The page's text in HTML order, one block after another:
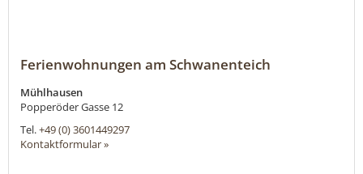
Ferienwohnungen am Schwanenteich
Mühlhausen
Popperöder Gasse 12
Tel.+49 (0) 3601449297
Kontaktformular »